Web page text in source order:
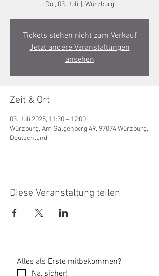
Do., 03. Juli Würzburg
Tickets stehen nicht zum Verkauf
Jetzt andere Veranstaltungen
ansehen
Zeit & Ort
03. Juli 2025, 11:30 – 12:00
Würzburg, Am Galgenberg 49, 97074 Würzburg,
Deutschland
Diese Veranstaltung teilen
Alles als Erste mitbekommen?
Na, sicher!